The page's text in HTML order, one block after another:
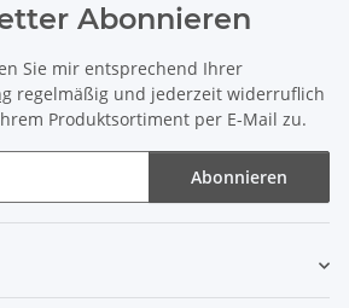
Abonnieren
Sie mir entsprechend Ihrer
regelmäßig und jederzeit widerruflich
Produktsortiment per E-Mail zu.
Abonnieren